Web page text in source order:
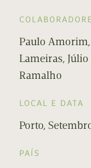
Paulo Amorim,
Lameiras,
Ramalho
LOCAL E DATA
Porto,
PAÍS